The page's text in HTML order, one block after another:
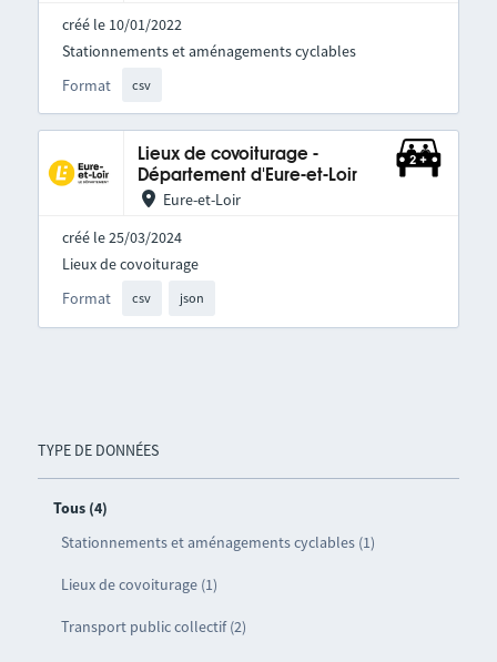
TYPE DE DONNÉES
Tous (4)
Stationnements et aménagements cyclables (1)
Lieux de covoiturage (1)
Transport public collectif (2)
créé le 10/01/2022
Format csv
Stationnements et aménagements cyclables
Lieux de covoiturage -
Département d'Eure-et-Loir
Eure-et-Loir
créé le 25/03/2024
Format csv json
Lieux de covoiturage